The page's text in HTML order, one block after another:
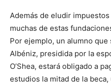
Además de eludir
muchas de estas
Por ejemplo, un alumno
Albéniz, presidida por la
O’Shea, estará obligado a
estudios la mitad de la